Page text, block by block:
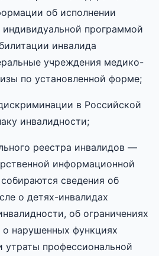
об исполнении
программой
инвалида
учреждения медико-
по установленной форме;
в Российской
инвалидности;
реестра инвалидов —
информационной
сведения об
о детях-инвалидах
об ограничениях
о нарушенных функциях
утраты профессиональной